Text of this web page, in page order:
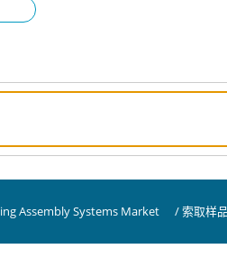
Assembly Systems Market / 索取样品